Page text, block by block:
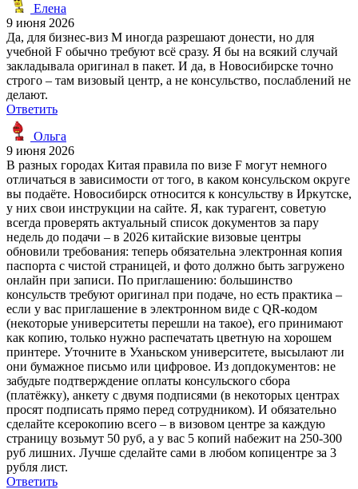
Елена
9 июня 2026
Да, для бизнес-виз M иногда разрешают донести, но для
учебной F обычно требуют всё сразу. Я бы на всякий случай
закладывала оригинал в пакет. И да, в Новосибирске точно
строго – там визовый центр, а не консульство, послаблений не
делают.
Ответить
Ольга
9 июня 2026
В разных городах Китая правила по визе F могут немного
отличаться в зависимости от того, в каком консульском округе
вы подаёте. Новосибирск относится к консульству в Иркутске,
у них свои инструкции на сайте. Я, как турагент, советую
всегда проверять актуальный список документов за пару
недель до подачи – в 2026 китайские визовые центры
обновили требования: теперь обязательна электронная копия
паспорта с чистой страницей, и фото должно быть загружено
онлайн при записи. По приглашению: большинство
консульств требуют оригинал при подаче, но есть практика –
если у вас приглашение в электронном виде с QR-кодом
(некоторые университеты перешли на такое), его принимают
как копию, только нужно распечатать цветную на хорошем
принтере. Уточните в Уханьском университете, высылают ли
они бумажное письмо или цифровое. Из допдокументов: не
забудьте подтверждение оплаты консульского сбора
(платёжку), анкету с двумя подписями (в некоторых центрах
просят подписать прямо перед сотрудником). И обязательно
сделайте ксерокопию всего – в визовом центре за каждую
страницу возьмут 50 руб, а у вас 5 копий набежит на 250-300
руб лишних. Лучше сделайте сами в любом копицентре за 3
рубля лист.
Ответить